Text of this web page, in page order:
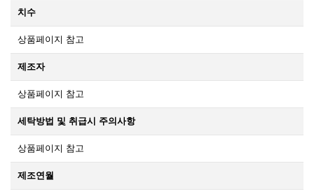
치수
상품페이지 참고
제조자
상품페이지 참고
세탁방법 및 취급시 주의사항
상품페이지 참고
제조연월